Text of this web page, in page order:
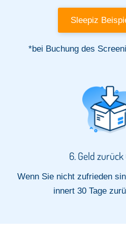
Sleepiz
*bei Buchung des
6. Geld
Wenn Sie nicht zufrieden
innert 30 Tage